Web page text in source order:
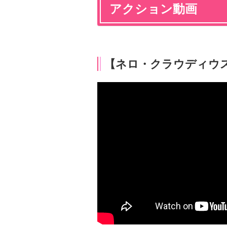
アクション動画
【ネロ・クラウディウ